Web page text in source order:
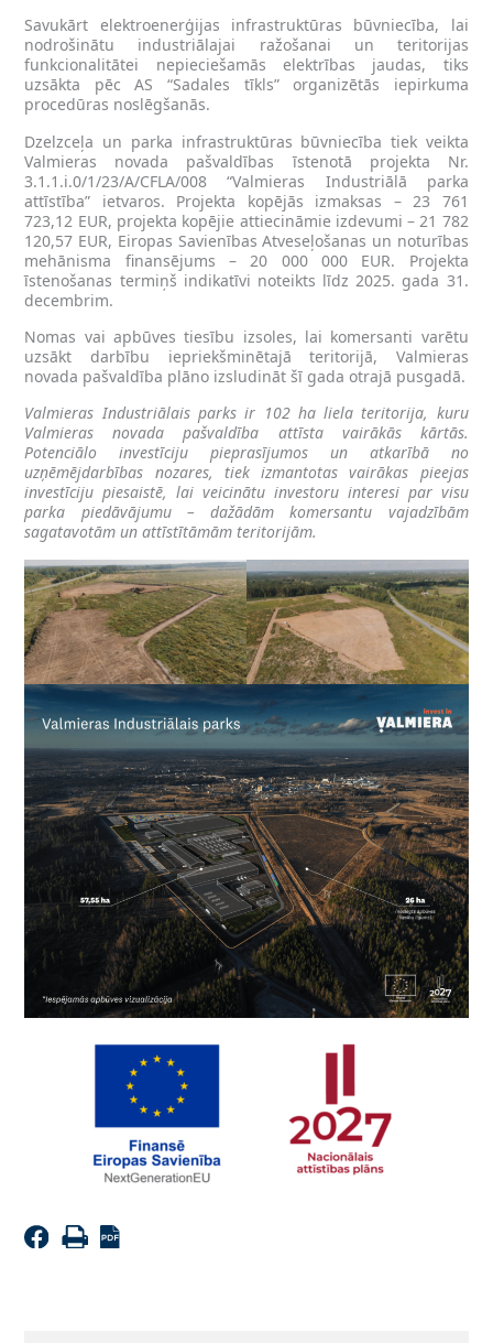
Savukārt elektroenerģijas infrastruktūras būvniecība, lai
nodrošinātu industriālajai ražošanai un teritorijas
funkcionalitātei nepieciešamās elektrības jaudas, tiks
uzsākta pēc AS “Sadales tīkls” organizētās iepirkuma
procedūras noslēgšanās.
Dzelzceļa un parka infrastruktūras būvniecība tiek veikta
Valmieras novada pašvaldības īstenotā projekta Nr.
3.1.1.i.0/1/23/A/CFLA/008 “Valmieras Industriālā parka
attīstība” ietvaros. Projekta kopējās izmaksas – 23 761
723,12 EUR, projekta kopējie attiecināmie izdevumi – 21 782
120,57 EUR, Eiropas Savienības Atveseļošanas un noturības
mehānisma finansējums – 20 000 000 EUR. Projekta
īstenošanas termiņš indikatīvi noteikts līdz 2025. gada 31.
decembrim.
Nomas vai apbūves tiesību izsoles, lai komersanti varētu
uzsākt darbību iepriekšminētajā teritorijā, Valmieras
novada pašvaldība plāno izsludināt šī gada otrajā pusgadā.
Valmieras Industriālais parks ir 102 ha liela teritorija, kuru
Valmieras novada pašvaldība attīsta vairākās kārtās.
Potenciālo investīciju pieprasījumos un atkarībā no
uzņēmējdarbības nozares, tiek izmantotas vairākas pieejas
investīciju piesaistē, lai veicinātu investoru interesi par visu
parka piedāvājumu – dažādām komersantu vajadzībām
sagatavotām un attīstītāmām teritorijām.